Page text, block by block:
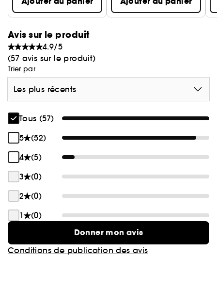
- Rétinol ACE : aide à réduire les rides et améliore
- Extrait de graines Tsubaki (Camélia) : propriétés
anti-oxydantes
- Dipotassium glycyrrhizinate : Propriétés
apaisantes pour la peau
Avis sur le produit
4.9/5
(57 avis sur le produit)
Trier par
Les plus récents
Tous (57)
5
(52)
4
(5)
3
(0)
2
(0)
1
(0)
Donner mon avis
Conditions de publication des avis